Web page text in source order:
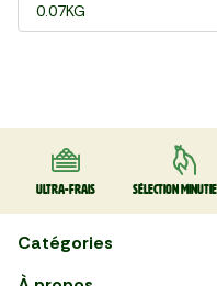
0.07KG
Ultra-frais Sélection
Catégories
Faire ses courses en ligne